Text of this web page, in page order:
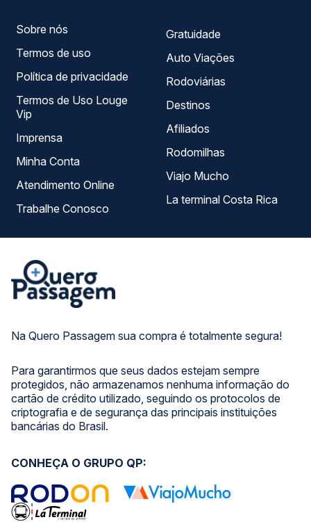
Na Quero Passagem sua compra é totalmente segura!
Para garantirmos que seus dados estejam sempre
protegidos, não armazenamos nenhuma informação do
cartão de crédito utilizado, seguindo os protocolos de
criptografia e de segurança das principais instituições
bancárias do Brasil.
Sobre nós
Termos de uso
Política de privacidade
Termos de Uso Louge
Vip
Imprensa
Minha Conta
Atendimento Online
Trabalhe Conosco
Gratuidade
Auto Viações
Rodoviárias
Destinos
Afiliados
Rodomilhas
Viajo Mucho
La terminal Costa Rica
CONHEÇA O GRUPO QP: